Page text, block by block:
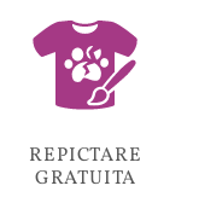
REPICTARE
GRATUITA